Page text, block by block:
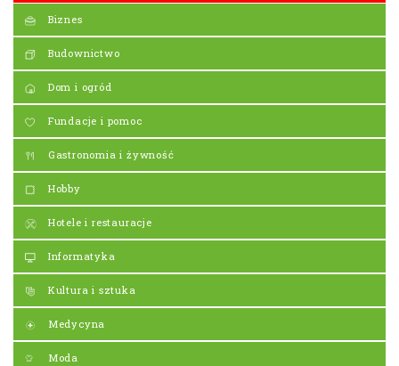
Biznes
Budownictwo
Dom i ogród
Fundacje i pomoc
Gastronomia i żywność
Hobby
Hotele i restauracje
Informatyka
Kultura i sztuka
Medycyna
Moda